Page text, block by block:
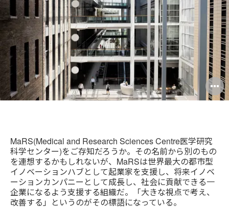
MaRS(Medical and Research Sciences Centre医学研究
科学センター)をご存知だろうか。その名前から別のもの
を連想するかもしれないが、MaRSは世界最大の都市型
イノベーションハブとして起業家を支援し、将来イノベ
ーションカンパニーとして成長し、社会に貢献できる一
企業になるよう支援する組織だ。「大きな視点で考え、
改善する」というのがその標語になっている。